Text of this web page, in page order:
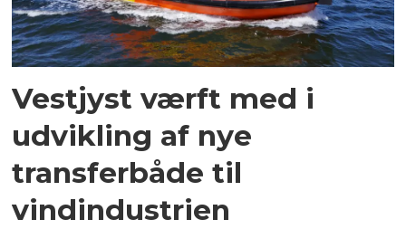
Vestjyst værft med i
udvikling af nye
transferbåde til
vindindustrien